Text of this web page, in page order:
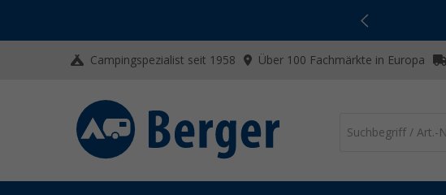
Campingspezialist seit 1958 Über 100 Fachmärkte in Europa